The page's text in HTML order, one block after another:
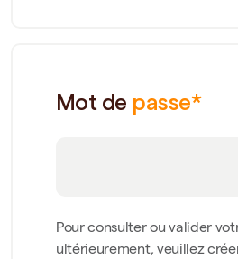
Mot de passe*
Pour consulter ou valider
ultérieurement, veuillez